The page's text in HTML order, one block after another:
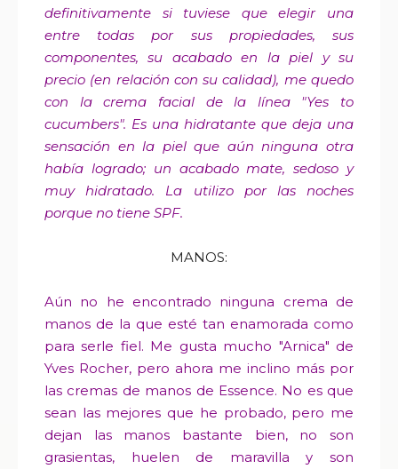
definitivamente si tuviese que elegir una
entre todas por sus propiedades, sus
componentes, su acabado en la piel y su
precio (en relación con su calidad), me quedo
con la crema facial de la línea "Yes to
cucumbers". Es una hidratante que deja una
sensación en la piel que aún ninguna otra
había logrado; un acabado mate, sedoso y
muy hidratado. La utilizo por las noches
porque no tiene SPF.
MANOS:
Aún no he encontrado ninguna crema de
manos de la que esté tan enamorada como
para serle fiel. Me gusta mucho "Arnica" de
Yves Rocher, pero ahora me inclino más por
las cremas de manos de Essence. No es que
sean las mejores que he probado, pero me
dejan las manos bastante bien, no son
grasientas, huelen de maravilla y son